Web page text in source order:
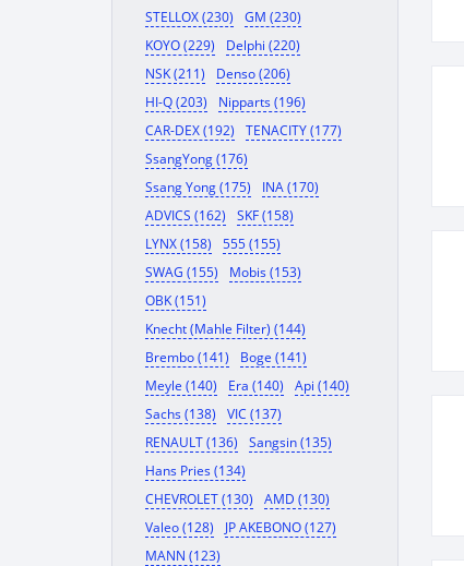
STELLOX (230)
GM (230)
KOYO (229)
Delphi (220)
NSK (211)
Denso (206)
HI-Q (203)
Nipparts (196)
CAR-DEX (192)
TENACITY (177)
SsangYong (176)
Ssang Yong (175)
INA (170)
ADVICS (162)
SKF (158)
LYNX (158)
555 (155)
SWAG (155)
Mobis (153)
OBK (151)
Knecht (Mahle Filter) (144)
Brembo (141)
Boge (141)
Meyle (140)
Era (140)
Api (140)
Sachs (138)
VIC (137)
RENAULT (136)
Sangsin (135)
Hans Pries (134)
CHEVROLET (130)
AMD (130)
Valeo (128)
JP AKEBONO (127)
MANN (123)